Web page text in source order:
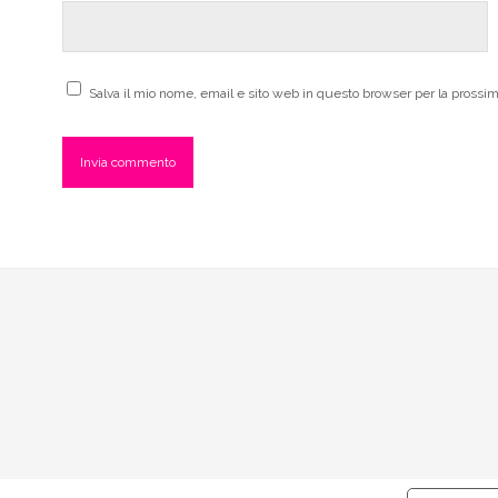
Salva il mio nome, email e sito web in questo browser per la